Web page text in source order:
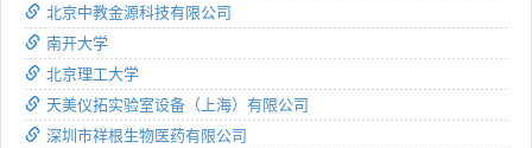
北京中教金源科技有限公司
南开大学
北京理工大学
天美仪拓实验室设备（上海）有限公司
深圳市祥根生物医药有限公司